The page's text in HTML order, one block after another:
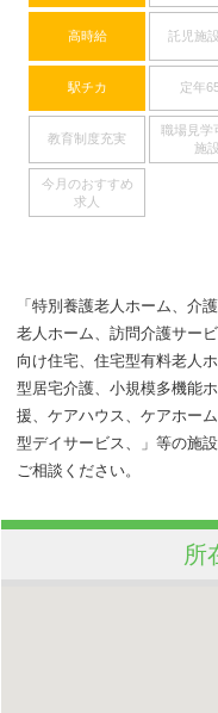
高時給 託児施
駅チカ 定年
教育制度充実
職場見学
施設
今月のおすすめ
求人
「特別養護老人ホーム、介
老人ホーム、訪問介護サー
向け住宅、住宅型有料老人
型居宅介護、小規模多機能
援、ケアハウス、ケアホー
型デイサービス、」等の施
ご相談ください。
所